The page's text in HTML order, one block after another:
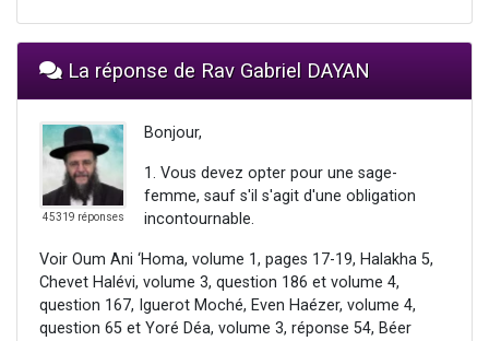
La réponse de Rav Gabriel DAYAN
45319 réponses
Bonjour,
1. Vous devez opter pour une sage-
femme, sauf s'il s'agit d'une obligation
incontournable.
Voir Oum Ani ‘Homa, volume 1, pages 17-19, Halakha 5,
Chevet Halévi, volume 3, question 186 et volume 4,
question 167, Iguerot Moché, Even Haézer, volume 4,
question 65 et Yoré Déa, volume 3, réponse 54, Béer